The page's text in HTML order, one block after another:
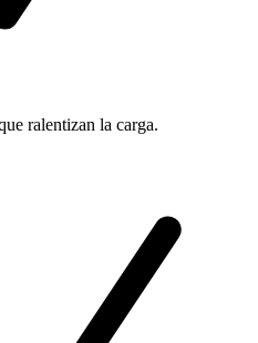
ralentizan la carga.